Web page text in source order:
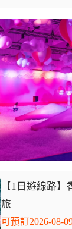
【1日遊線路】
旅
可預訂2026-08-